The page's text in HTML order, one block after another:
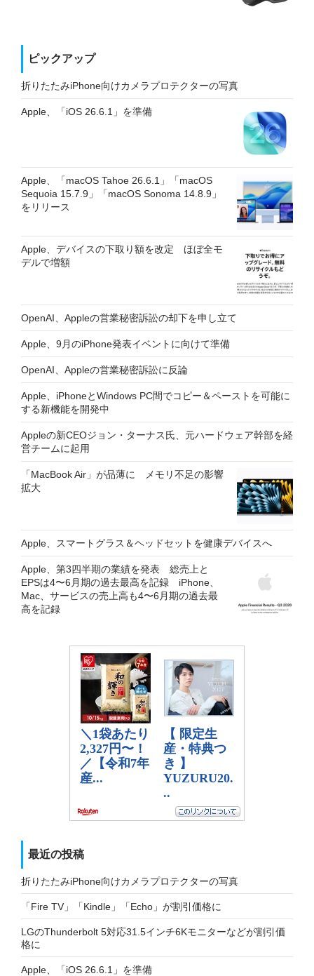
ピックアップ
折りたたみiPhone向けカメラプロテクターの写真
Apple、「iOS 26.6.1」を準備
Apple、「macOS Tahoe 26.6.1」「macOS
Sequoia 15.7.9」「macOS Sonoma 14.8.9」
をリリース
Apple、デバイスの下取り額を改定 ほぼ全モ
デルで増額
OpenAI、Appleの営業秘密訴訟の却下を申し立て
Apple、9月のiPhone発表イベントに向けて準備
OpenAI、Appleの営業秘密訴訟に反論
Apple、iPhoneとWindows PC間でコピー＆ペーストを可能に
する新機能を開発中
Appleの新CEOジョン・ターナス氏、元ハードウェア幹部を経
営チームに起用
「MacBook Air」が品薄に メモリ不足の影響
拡大
Apple、スマートグラス＆ヘッドセットを健康デバイスへ
Apple、第3四半期の業績を発表 総売上と
EPSは4〜6月期の過去最高を記録 iPhone、
Mac、サービスの売上高も4〜6月期の過去最
高を記録
最近の投稿
折りたたみiPhone向けカメラプロテクターの写真
「Fire TV」「Kindle」「Echo」が割引価格に
LGのThunderbolt 5対応31.5インチ6Kモニターなどが割引価
格に
Apple、「iOS 26.6.1」を準備